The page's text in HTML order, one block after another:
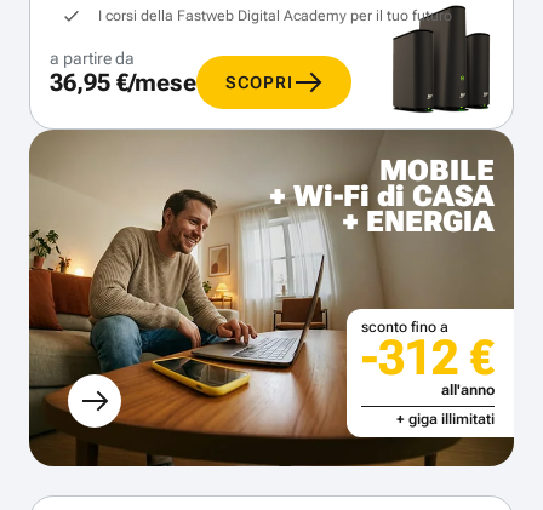
I corsi della Fastweb Digital Academy per il tuo futuro
a partire da
36,95 €/mese SCOPRI
MOBILE
+ Wi-Fi di CASA
+ ENERGIA
sconto fino a
-312 €
all'anno
+ giga illimitati